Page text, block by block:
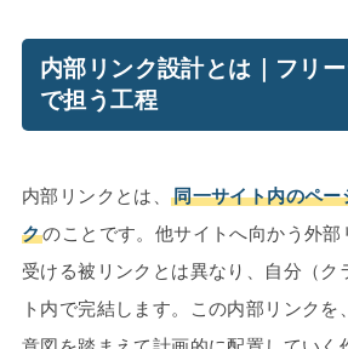
内部リンク設計とは｜フリ
で担う工程
内部リンクとは、同一サイト内のペ
クのことです。他サイトへ向かう外部
受ける被リンクとは異なり、自分（ク
ト内で完結します。この内部リンク